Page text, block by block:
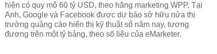
hiện có quy mô 60 tỷ USD, theo hãng marketing WPP. Tại
Anh, Google và Facebook được dự báo sở hữu nửa thị
trường quảng cáo hiển thị kỹ thuật số năm nay, tương
đương trên một tỷ bảng, theo số liệu của eMarketer.